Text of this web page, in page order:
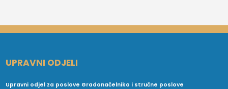
UPRAVNI ODJELI
Upravni odjel za poslove Gradonačelnika i stručne poslove